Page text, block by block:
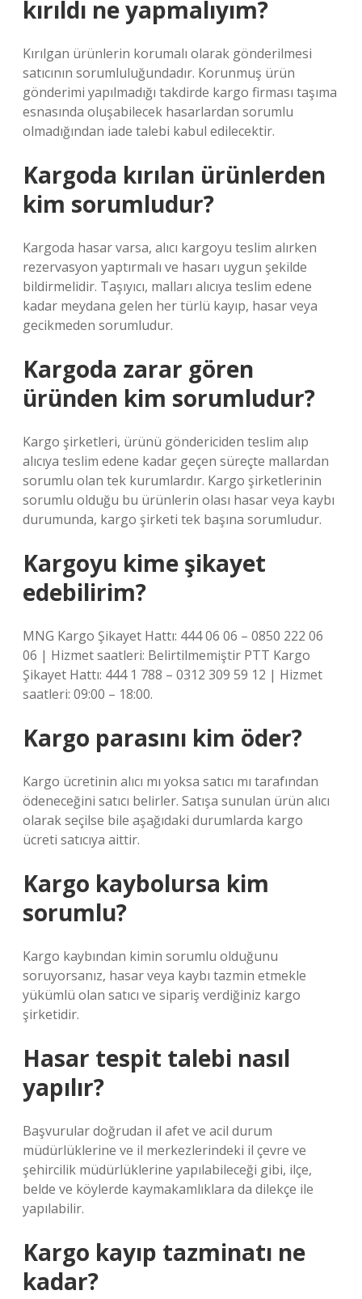
kırıldı ne yapmalıyım?
Kırılgan ürünlerin korumalı olarak gönderilmesi
satıcının sorumluluğundadır. Korunmuş ürün
gönderimi yapılmadığı takdirde kargo firması taşıma
esnasında oluşabilecek hasarlardan sorumlu
olmadığından iade talebi kabul edilecektir.
Kargoda kırılan ürünlerden
kim sorumludur?
Kargoda hasar varsa, alıcı kargoyu teslim alırken
rezervasyon yaptırmalı ve hasarı uygun şekilde
bildirmelidir. Taşıyıcı, malları alıcıya teslim edene
kadar meydana gelen her türlü kayıp, hasar veya
gecikmeden sorumludur.
Kargoda zarar gören
üründen kim sorumludur?
Kargo şirketleri, ürünü göndericiden teslim alıp
alıcıya teslim edene kadar geçen süreçte mallardan
sorumlu olan tek kurumlardır. Kargo şirketlerinin
sorumlu olduğu bu ürünlerin olası hasar veya kaybı
durumunda, kargo şirketi tek başına sorumludur.
Kargoyu kime şikayet
edebilirim?
MNG Kargo Şikayet Hattı: 444 06 06 – 0850 222 06
06 | Hizmet saatleri: Belirtilmemiştir PTT Kargo
Şikayet Hattı: 444 1 788 – 0312 309 59 12 | Hizmet
saatleri: 09:00 – 18:00.
Kargo parasını kim öder?
Kargo ücretinin alıcı mı yoksa satıcı mı tarafından
ödeneceğini satıcı belirler. Satışa sunulan ürün alıcı
olarak seçilse bile aşağıdaki durumlarda kargo
ücreti satıcıya aittir.
Kargo kaybolursa kim
sorumlu?
Kargo kaybından kimin sorumlu olduğunu
soruyorsanız, hasar veya kaybı tazmin etmekle
yükümlü olan satıcı ve sipariş verdiğiniz kargo
şirketidir.
Hasar tespit talebi nasıl
yapılır?
Başvurular doğrudan il afet ve acil durum
müdürlüklerine ve il merkezlerindeki il çevre ve
şehircilik müdürlüklerine yapılabileceği gibi, ilçe,
belde ve köylerde kaymakamlıklara da dilekçe ile
yapılabilir.
Kargo kayıp tazminatı ne
kadar?